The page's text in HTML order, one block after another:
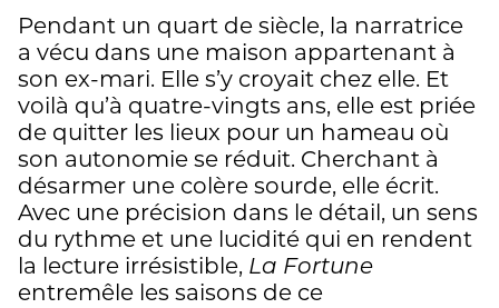
Pendant un quart de siècle, la narratrice
a vécu dans une maison appartenant à
son ex-mari. Elle s’y croyait chez elle. Et
voilà qu’à quatre-vingts ans, elle est priée
de quitter les lieux pour un hameau où
son autonomie se réduit. Cherchant à
désarmer une colère sourde, elle écrit.
Avec une précision dans le détail, un sens
du rythme et une lucidité qui en rendent
la lecture irrésistible, La Fortune
entremêle les saisons de ce